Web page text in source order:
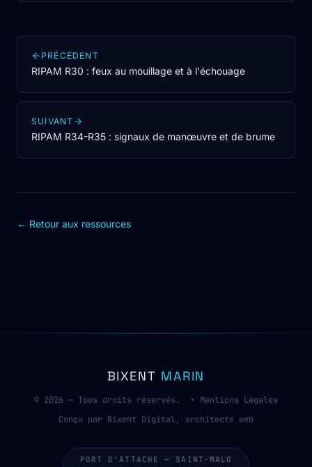
PRÉCÉDENT
RIPAM R30 : feux au mouillage et à l'échouage
SUIVANT
RIPAM R34-R35 : signaux de manœuvre et de brume
← Retour aux ressources
BIXENT MARIN
© 2026 — Tous droits réservés. • Mentions Légales
Conçu par Bixent Digital, architecte web
PORT D'ATTACHE — SAINT-MALO